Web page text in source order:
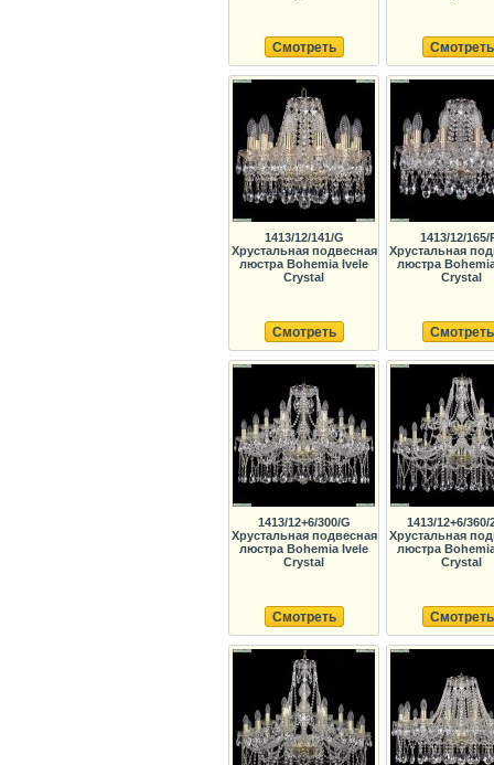
Смотреть Смотреть
1413/12/141/G
Хрустальная подвесная
люстра Bohemia Ivele
Crystal
Смотреть
1413/12/165/
Хрустальная
люстра
Crystal
Смотреть
1413/12+6/300/G
Хрустальная подвесная
люстра Bohemia Ivele
Crystal
Смотреть
1413/12+6/360/
Хрустальная
люстра
Crystal
Смотреть